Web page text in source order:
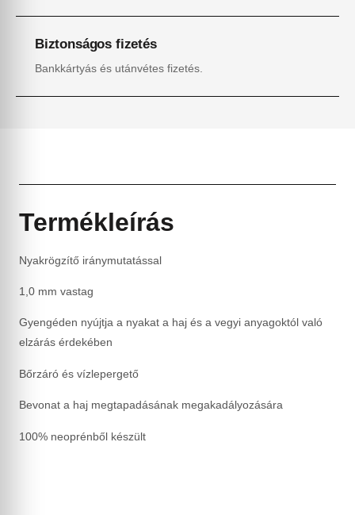
Biztonságos fizetés
Bankkártyás és utánvétes fizetés.
Termékleírás
Nyakrögzítő iránymutatással
1,0 mm vastag
Gyengéden nyújtja a nyakat a haj és a vegyi anyagoktól való
elzárás érdekében
Bőrzáró és vízlepergető
Bevonat a haj megtapadásának megakadályozására
100% neoprénből készült